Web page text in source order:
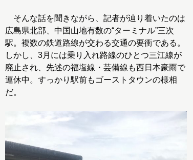
そんな話を聞きながら、記者が辿り着いたのは
広島県北部、中国山地有数の“ターミナル”三次
駅。複数の鉄道路線が交わる交通の要衝である。
しかし、3月には乗り入れ路線のひとつ三江線が
廃止され、先述の福塩線・芸備線も西日本豪雨で
運休中。すっかり駅前もゴーストタウンの様相
だ。